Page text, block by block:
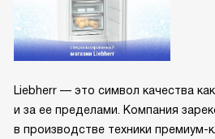
Liebherr — это символ качества
и за ее пределами. Компания
в производстве техники премиум-